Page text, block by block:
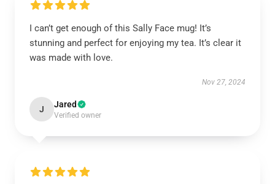
I can’t get enough of this Sally Face mug! It’s
stunning and perfect for enjoying my tea. It’s clear it
was made with love.
Nov 27, 2024
J Jared
Verified owner